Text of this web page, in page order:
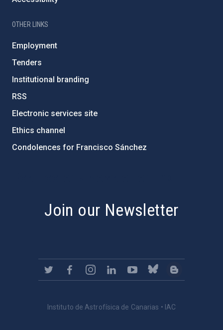
OTHER LINKS
Employment
Tenders
Institutional branding
RSS
Electronic services site
Ethics channel
Condolences for Francisco Sánchez
Join our Newsletter
Instituto de Astrofísica de Canarias • IAC